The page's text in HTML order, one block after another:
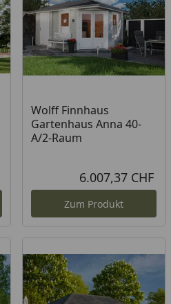
Wolff Finnhaus
Gartenhaus Anna 40-
A/2-Raum
6.007,37 CHF
Zum Produkt